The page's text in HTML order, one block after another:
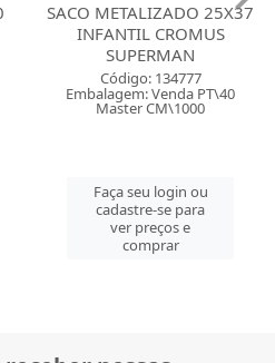
SACO METALIZADO 25X37
INFANTIL CROMUS
SUPERMAN
Código: 134777
Embalagem: Venda PT\40
Master CM\1000
Faça seu login ou
cadastre-se para
ver preços e
comprar